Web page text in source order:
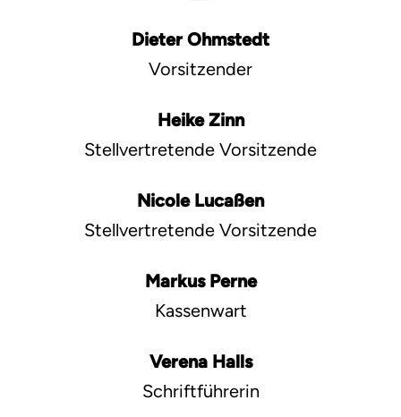
Dieter Ohmstedt
Vorsitzender
Heike Zinn
Stellvertretende Vorsitzende
Nicole Lucaßen
Stellvertretende Vorsitzende
Markus Perne
Kassenwart
Verena Halls
Schriftführerin